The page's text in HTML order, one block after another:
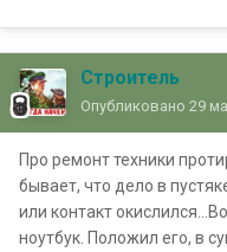
Строитель
Опубликовано 29
Про ремонт техники
бывает, что дело в
или контакт
ноутбук. Положил его, в